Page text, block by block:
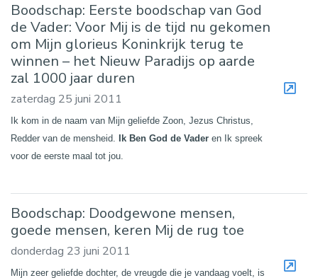
Boodschap: Eerste boodschap van God
de Vader: Voor Mij is de tijd nu gekomen
om Mijn glorieus Koninkrijk terug te
winnen – het Nieuw Paradijs op aarde
zal 1000 jaar duren
zaterdag 25 juni 2011
Ik kom in de naam van Mijn geliefde Zoon, Jezus Christus,
Redder van de mensheid.
Ik Ben God de Vader en Ik spreek
voor de eerste maal tot jou.
Boodschap: Doodgewone mensen,
goede mensen, keren Mij de rug toe
donderdag 23 juni 2011
Mijn zeer geliefde dochter, de vreugde die je vandaag voelt, is